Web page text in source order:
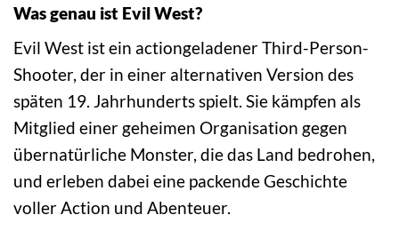
Was genau ist Evil West?
Evil West ist ein actiongeladener Third-Person-
Shooter, der in einer alternativen Version des
späten 19. Jahrhunderts spielt. Sie kämpfen als
Mitglied einer geheimen Organisation gegen
übernatürliche Monster, die das Land bedrohen,
und erleben dabei eine packende Geschichte
voller Action und Abenteuer.